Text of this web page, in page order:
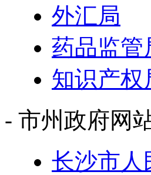
外汇局
药品监管
知识产权
- 市州政府网
长沙市人